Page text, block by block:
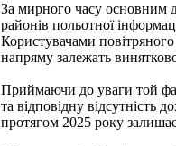
За мирного часу основним
районів польотної
Користувачами
напряму залежать
Приймаючи до уваги той
та відповідну відсутність
протягом 2025 року